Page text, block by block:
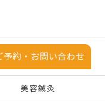
予約・お問い合わせ
美容鍼灸